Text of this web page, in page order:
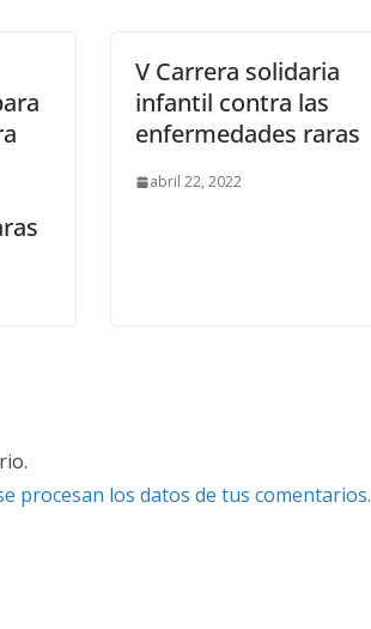
V Carrera solidaria
infantil contra las
enfermedades raras
abril 22, 2022
procesan los datos de tus comentarios.